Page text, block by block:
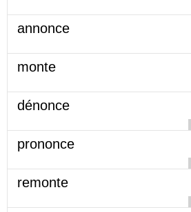
annonce
monte
dénonce
prononce
remonte